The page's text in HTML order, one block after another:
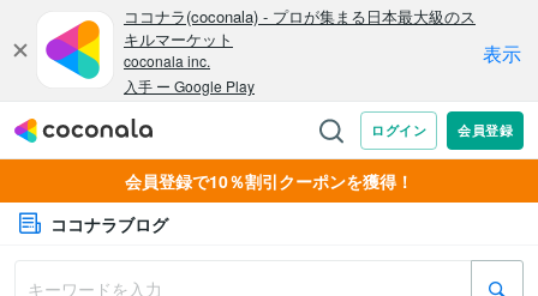
会員登録で10％割引クーポンを獲得！
ココナラブログ